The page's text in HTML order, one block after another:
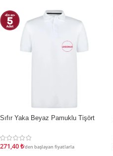
İNDIRIM
Sıfır Yaka Beyaz Pamuklu Tişört
271,40₺'den başlayan fiyatlarla